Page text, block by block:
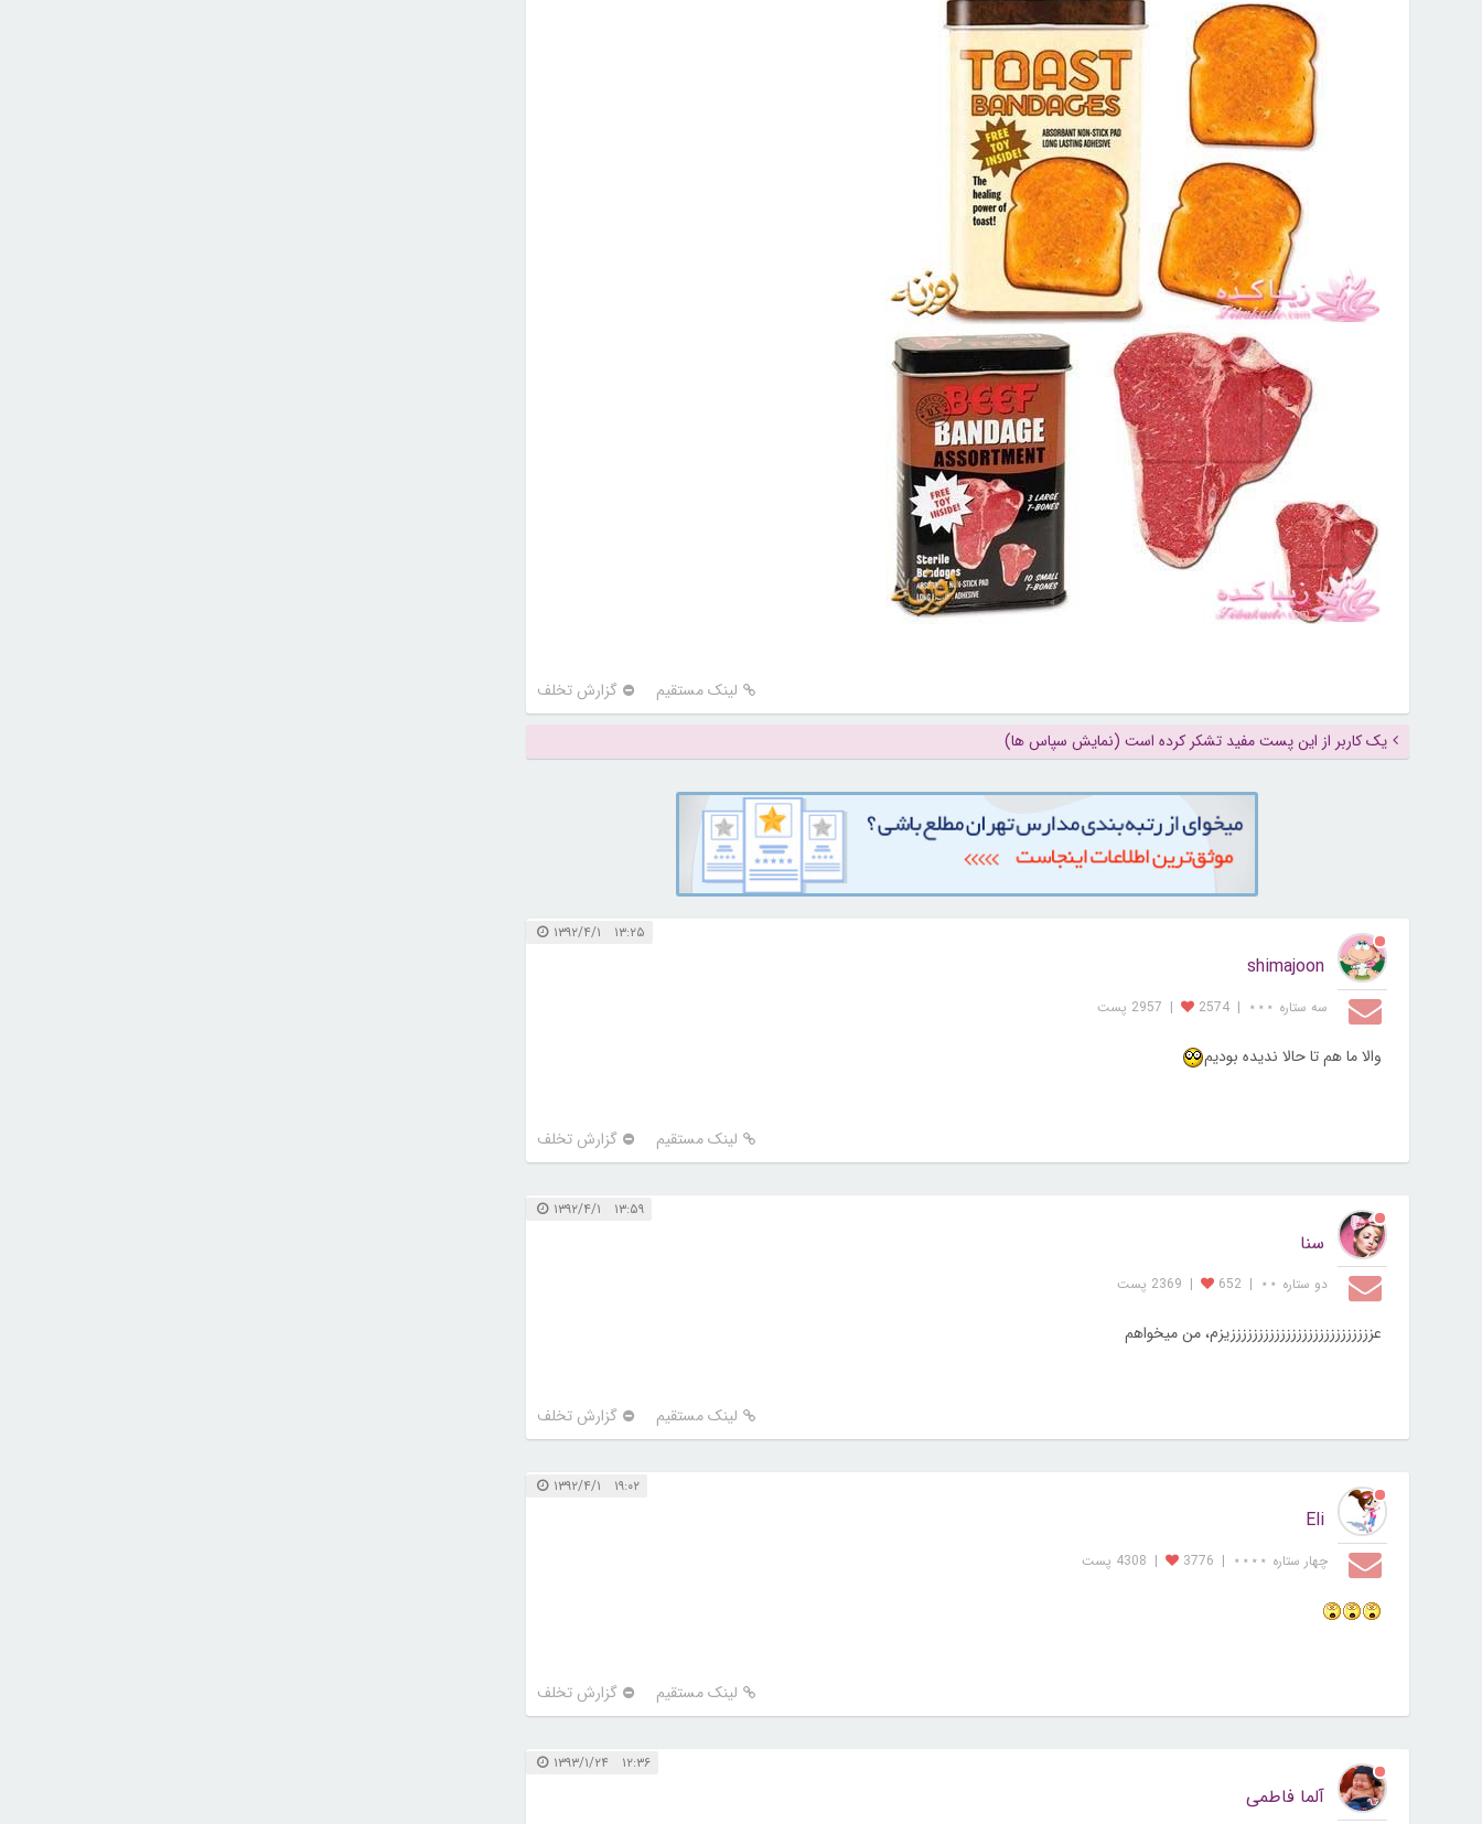
لینک مستقیم گزارش تخلف
یک کاربر از این پست مفید تشکر کرده است (نمایش سپاس ها)
۱۳:۲۵ ۱۳۹۲/۴/۱
shimajoon
سه ستاره ⋆⋆⋆ |
2574
| 2957 پست
والا ما هم تا حالا نديده بوديم
لینک مستقیم گزارش تخلف
۱۳:۵۹ ۱۳۹۲/۴/۱
سنا
دو ستاره ⋆⋆ |
652
| 2369 پست
عززززززززززززززززززززززززززیزم، من میخواهم
لینک مستقیم گزارش تخلف
۱۹:۰۲ ۱۳۹۲/۴/۱
Eli
چهار ستاره ⋆⋆⋆⋆ |
3776
| 4308 پست
لینک مستقیم گزارش تخلف
۱۲:۳۶ ۱۳۹۳/۱/۲۴
آلما فاطمی